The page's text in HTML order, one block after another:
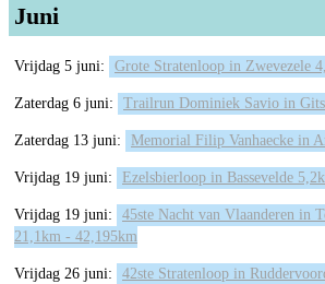
Juni
Vrijdag 5 juni: Grote Stratenloop in Zwevezele
Zaterdag 6 juni: Trailrun Dominiek Savio in
Zaterdag 13 juni: Memorial Filip Vanhaecke in
Vrijdag 19 juni: Ezelsbierloop in Bassevelde
Vrijdag 19 juni:
45ste Nacht van Vlaanderen in
21,1km - 42,195km
Vrijdag 26 juni: 42ste Stratenloop in